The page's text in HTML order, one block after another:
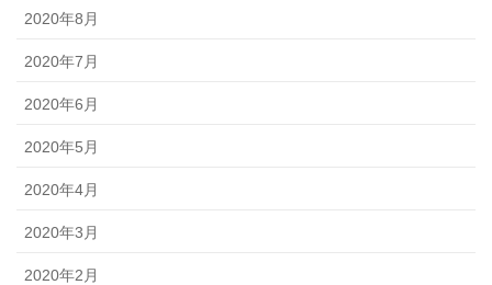
2020年8月
2020年7月
2020年6月
2020年5月
2020年4月
2020年3月
2020年2月